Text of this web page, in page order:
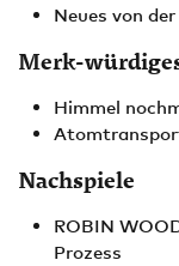
Neues von
Merk-
Himmel
Nachspiele
ROBIN
Prozess